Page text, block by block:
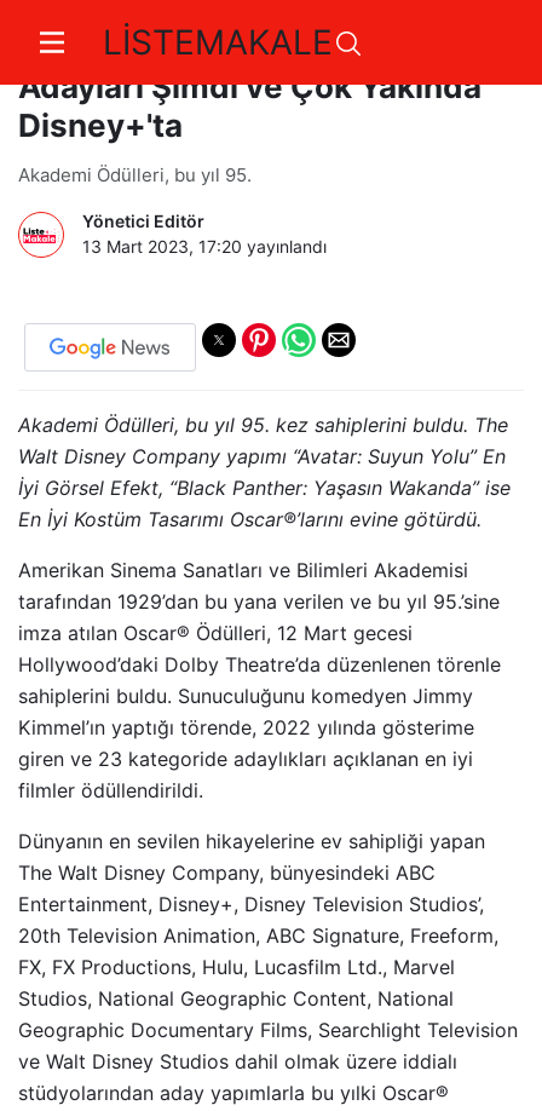
LİSTEMAKALE
Oscar®️'lı Yapımlar ve Yılın Favori
Adayları Şimdi ve Çok Yakında
Disney+'ta
Akademi Ödülleri, bu yıl 95.
Yönetici Editör
13 Mart 2023, 17:20 yayınlandı
Akademi Ödülleri, bu yıl 95. kez sahiplerini buldu. The
Walt Disney Company yapımı “Avatar: Suyun Yolu” En
İyi Görsel Efekt, “Black Panther: Yaşasın Wakanda” ise
En İyi Kostüm Tasarımı Oscar®️’larını evine götürdü.
Amerikan Sinema Sanatları ve Bilimleri Akademisi
tarafından 1929’dan bu yana verilen ve bu yıl 95.’sine
imza atılan Oscar®️ Ödülleri, 12 Mart gecesi
Hollywood’daki Dolby Theatre’da düzenlenen törenle
sahiplerini buldu. Sunuculuğunu komedyen Jimmy
Kimmel’ın yaptığı törende, 2022 yılında gösterime
giren ve 23 kategoride adaylıkları açıklanan en iyi
filmler ödüllendirildi.
Dünyanın en sevilen hikayelerine ev sahipliği yapan
The Walt Disney Company, bünyesindeki ABC
Entertainment, Disney+, Disney Television Studios’,
20th Television Animation, ABC Signature, Freeform,
FX, FX Productions, Hulu, Lucasfilm Ltd., Marvel
Studios, National Geographic Content, National
Geographic Documentary Films, Searchlight Television
ve Walt Disney Studios dahil olmak üzere iddialı
stüdyolarından aday yapımlarla bu yılki Oscar®️